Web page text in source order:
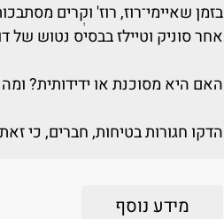
בזמן שאיימי־רוז, רוז' וקְרים
אחר סוניק וטיילז בבסיס נטוש של
האם היא מסוכנת או ידידותית?
הדקו חגורות בטיחות, חברים, כי
מידע נוסף